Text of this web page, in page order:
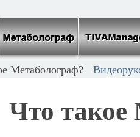
Метаболограф?
Что такое